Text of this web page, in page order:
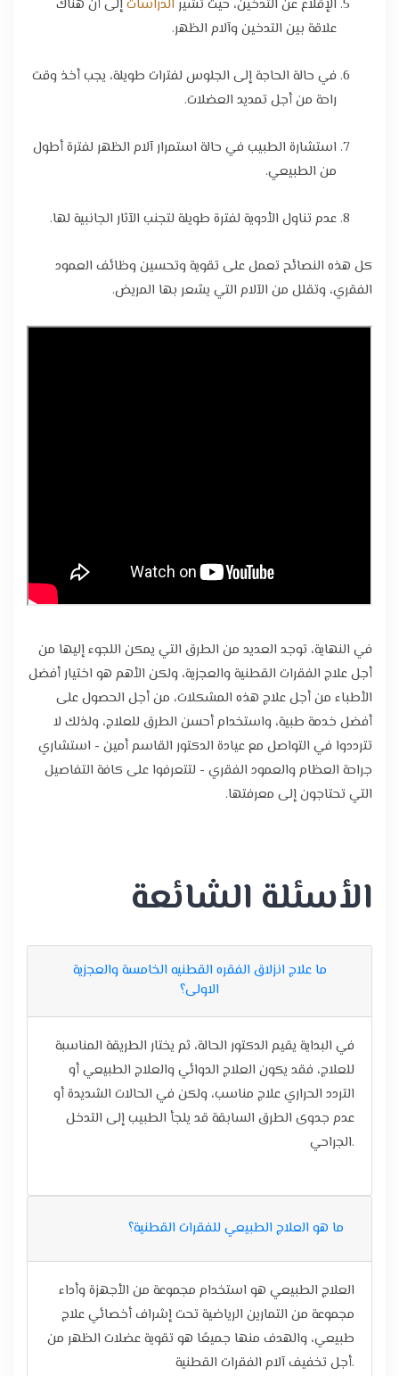
الإقلاع عن التدخين، حيث تشير الدراساتإلى أن هناك
علاقة بين التدخين وآلام الظهر.
في حالة الحاجة إلى الجلوس لفترات طويلة، يجب أخذ وقت
راحة من أجل تمديد العضلات.
استشارة الطبيب في حالة استمرار آلام الظهر لفترة أطول
من الطبيعي.
عدم تناول الأدوية لفترة طويلة لتجنب الآثار الجانبية لها.
كل هذه النصائح تعمل على تقوية وتحسين وظائف العمود
الفقري، وتقلل من الآلام التي يشعر بها المريض.
في النهاية، توجد العديد من الطرق التي يمكن اللجوء إليها من
أجل علاج الفقرات القطنية والعجزية، ولكن الأهم هو اختيار أفضل
الأطباء من أجل علاج هذه المشكلات، من أجل الحصول على
أفضل خدمة طبية، واستخدام أحسن الطرق للعلاج، ولذلك لا
تترددوا في التواصل مع عيادة الدكتور القاسم أمين - استشاري
جراحة العظام والعمود الفقري - لتتعرفوا على كافة التفاصيل
التي تحتاجون إلى معرفتها.
الأسئلة الشائعة
ما علاج انزلاق الفقره القطنيه الخامسة والعجزية
الاولى؟
في البداية يقيم الدكتور الحالة، ثم يختار الطريقة المناسبة
للعلاج، فقد يكون العلاج الدوائي والعلاج الطبيعي أو
التردد الحراري علاج مناسب، ولكن في الحالات الشديدة أو
عدم جدوى الطرق السابقة قد يلجأ الطبيب إلى التدخل
الجراحي.
ما هو العلاج الطبيعي للفقرات القطنية؟
العلاج الطبيعي هو استخدام مجموعة من الأجهزة وأداء
مجموعة من التمارين الرياضية تحت إشراف أخصائي علاج
طبيعي، والهدف منها جميعًا هو تقوية عضلات الظهر من
أجل تخفيف آلام الفقرات القطنية.